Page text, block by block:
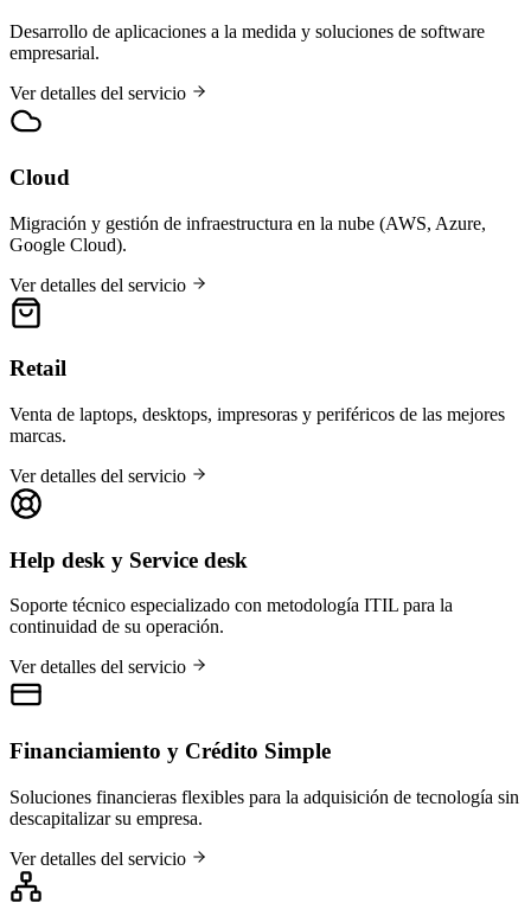
Desarrollo de aplicaciones a la medida y soluciones de software
empresarial.
Ver detalles del servicio
Cloud
Migración y gestión de infraestructura en la nube (AWS, Azure,
Google Cloud).
Ver detalles del servicio
Retail
Venta de laptops, desktops, impresoras y periféricos de las mejores
marcas.
Ver detalles del servicio
Help desk y Service desk
Soporte técnico especializado con metodología ITIL para la
continuidad de su operación.
Ver detalles del servicio
Financiamiento y Crédito Simple
Soluciones financieras flexibles para la adquisición de tecnología sin
descapitalizar su empresa.
Ver detalles del servicio